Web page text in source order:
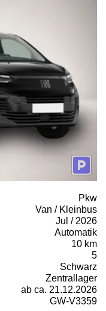
Pkw
Van / Kleinbus
Jul / 2026
Automatik
10 km
5
Schwarz
Zentrallager
ab ca. 21.12.2026
GW-V3359